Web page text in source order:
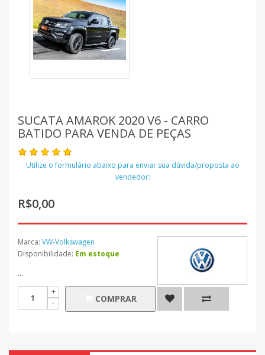
SUCATA AMAROK 2020 V6 - CARRO
BATIDO PARA VENDA DE PEÇAS
Utilize o formulário abaixo para enviar sua dúvida/proposta ao
vendedor:
R$0,00
Marca: VW-Volkswagen
Disponibilidade: Em estoque
...
COMPRAR